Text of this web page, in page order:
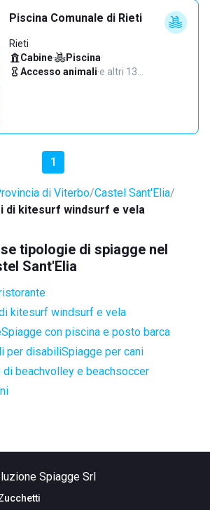
Piscina Comunale di Rieti
Rieti
Cabine· Piscina·
Accesso animali·e altri 13…
1
di Viterbo Castel Sant'Elia
di kitesurf windsurf e vela
tipologie di spiagge nel
Sant'Elia
kitesurf windsurf e vela
Spiagge con piscina e posto barca
per disabiliSpiagge per cani
di beachvolley e beachsoccer
Spiagge Srl